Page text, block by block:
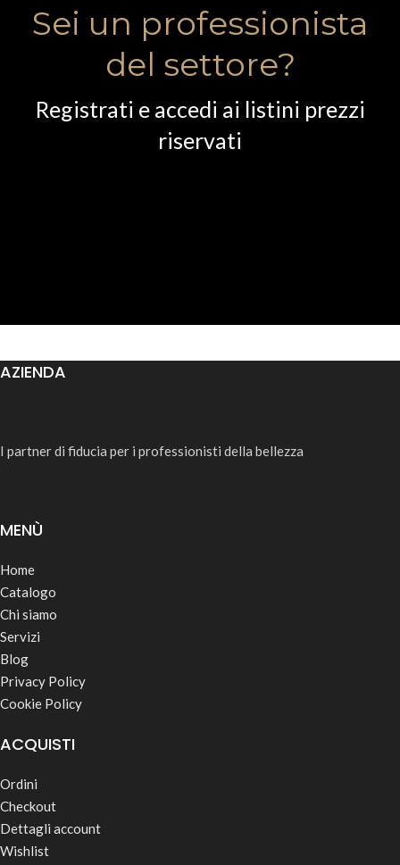
Sei un professionista
del settore?
Registrati e accedi ai listini prezzi
riservati
AZIENDA
I partner di fiducia per i professionisti della bellezza
MENÙ
Home
Catalogo
Chi siamo
Servizi
Blog
Privacy Policy
Cookie Policy
ACQUISTI
Ordini
Checkout
Dettagli account
Wishlist